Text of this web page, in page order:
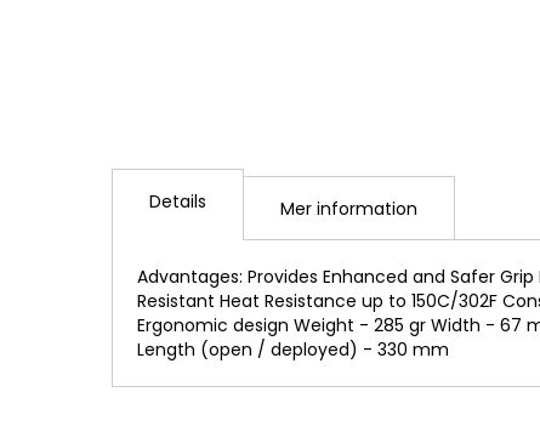
börjanDetails
Advantages: Provides Enhanced and Safer
Resistant Heat Resistance up to 150C/302F
Ergonomic design Weight - 285 gr Width -
Length (open / deployed) - 330 mm
Mer information